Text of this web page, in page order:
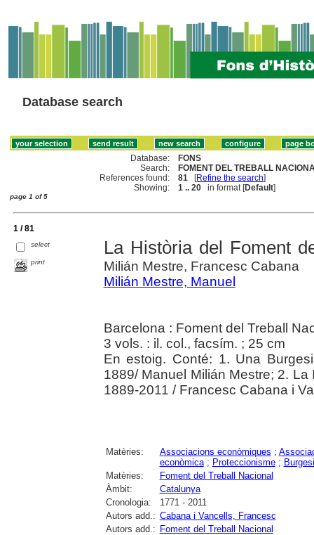
Database search
Database:
FONS
Search:
FOMENT DEL TREBALL
References found:
81 [Refine the search]
Showing:
1 .. 20 in format [Default]
page 1 of 5
1 / 81
select
print
La Història del Foment
Milián Mestre, Francesc Cabana
Milián Mestre, Manuel
Barcelona : Foment del Treball
3 vols. : il. col., facsím. ; 25 cm
En estoig. Conté: 1. Una
1889/ Manuel Milián Mestre; 2.
1889-2011 / Francesc Cabana i
Matèries: Associacions econòmiques ;
econòmica; Proteccionisme;
Matèries:
Foment del Treball Nacional
Àmbit:
Catalunya
Cronologia:
1771 - 2011
Autors add.: Cabana i Vancells, Francesc
Autors add.: Foment del Treball Nacional